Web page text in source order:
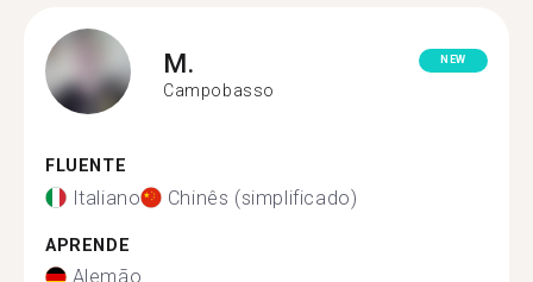
M.
Campobasso
NEW
FLUENTE
Italiano Chinês (simplificado)
APRENDE
Alemão